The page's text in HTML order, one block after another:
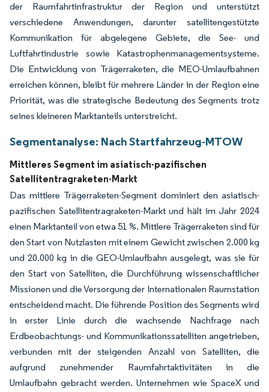
der Raumfahrtinfrastruktur der Region und unterstützt
verschiedene Anwendungen, darunter satellitengestützte
Kommunikation für abgelegene Gebiete, die See- und
Luftfahrtindustrie sowie Katastrophenmanagementsysteme.
Die Entwicklung von Trägerraketen, die MEO-Umlaufbahnen
erreichen können, bleibt für mehrere Länder in der Region eine
Priorität, was die strategische Bedeutung des Segments trotz
seines kleineren Marktanteils unterstreicht.
Segmentanalyse: Nach Startfahrzeug-MTOW
Mittleres Segment im asiatisch-pazifischen
Satellitentragraketen-Markt
Das mittlere Trägerraketen-Segment dominiert den asiatisch-
pazifischen Satellitentragraketen-Markt und hält im Jahr 2024
einen Marktanteil von etwa 51 %. Mittlere Trägerraketen sind für
den Start von Nutzlasten mit einem Gewicht zwischen 2.000 kg
und 20.000 kg in die GEO-Umlaufbahn ausgelegt, was sie für
den Start von Satelliten, die Durchführung wissenschaftlicher
Missionen und die Versorgung der Internationalen Raumstation
entscheidend macht. Die führende Position des Segments wird
in erster Linie durch die wachsende Nachfrage nach
Erdbeobachtungs- und Kommunikationssatelliten angetrieben,
verbunden mit der steigenden Anzahl von Satelliten, die
aufgrund zunehmender Raumfahrtaktivitäten in die
Umlaufbahn gebracht werden. Unternehmen wie SpaceX und